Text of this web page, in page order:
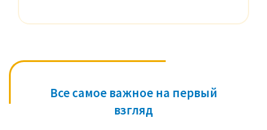
Все самое важное на первый
взгляд